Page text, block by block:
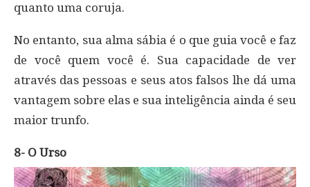
quanto uma coruja.
No entanto, sua alma sábia é o que guia você e faz
de você quem você é. Sua capacidade de ver
através das pessoas e seus atos falsos lhe dá uma
vantagem sobre elas e sua inteligência ainda é seu
maior trunfo.
8- O Urso